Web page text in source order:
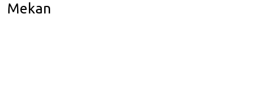
Mekan